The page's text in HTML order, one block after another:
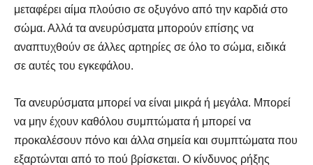
μεταφέρει αίμα πλούσιο σε οξυγόνο από την καρδιά στο
σώμα. Αλλά τα ανευρύσματα μπορούν επίσης να
αναπτυχθούν σε άλλες αρτηρίες σε όλο το σώμα, ειδικά
σε αυτές του εγκεφάλου.
Τα ανευρύσματα μπορεί να είναι μικρά ή μεγάλα. Μπορεί
να μην έχουν καθόλου συμπτώματα ή μπορεί να
προκαλέσουν πόνο και άλλα σημεία και συμπτώματα που
εξαρτώνται από το πού βρίσκεται. Ο κίνδυνος ρήξης